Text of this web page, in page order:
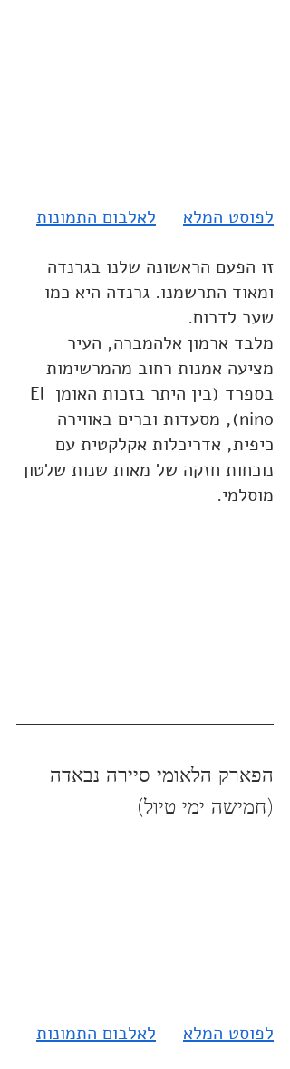
לפוסט המלא לאלבום התמונות
זו הפעם הראשונה שלנו בגרנדה
ומאוד התרשמנו. גרנדה היא כמו
שער לדרום.
מלבד ארמון אלהמברה, העיר
מציעה אמנות רחוב מהמרשימות
בספרד (בין היתר בזכות האומן El
nino), מסעדות וברים באווירה
כיפית, אדריכלות אקלקטית עם
נוכחות חזקה של מאות שנות שלטון
מוסלמי.
הפארק הלאומי סיירה נבאדה
(חמישה ימי טיול)
לפוסט המלא לאלבום התמונות